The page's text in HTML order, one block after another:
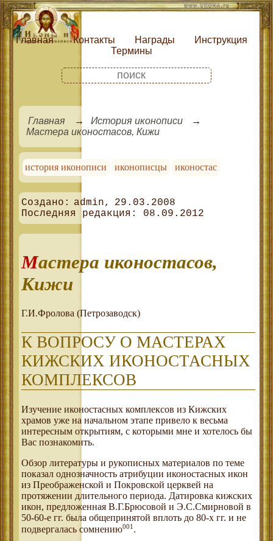
Главная Контакты Награды
Инструкция
Термины
Главная
История иконописи
Мастера иконостасов, Кижи
история иконописи иконописцы иконостас
admin
29.03.2008
08.09.2012
Мастера иконостасов,
Кижи
Г.И.Фролова (Петрозаводск)
К ВОПРОСУ О МАСТЕРАХ
КИЖСКИХ ИКОНОСТАСНЫХ
КОМПЛЕКСОВ
Изучение иконостасных комплексов из Кижских
храмов уже на начальном этапе привело к весьма
интересным открытиям, с которыми мне и хотелось бы
Вас познакомить.
Обзор литературы и рукописных материалов по теме
показал однозначность атрибуции иконостасных икон
из Преображенской и Покровской церквей на
протяжении длительного периода. Датировка кижских
икон, предложенная В.Г.Брюсовой и Э.С.Смирновой в
50-60-е гг. была общепринятой вплоть до 80-х гг. и не
подвергалась сомнению001 .